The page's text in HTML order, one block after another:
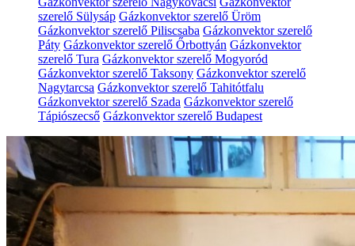
szerelő Sülysáp Gázkonvektor szerelő Üröm
Gázkonvektor szerelő Piliscsaba Gázkonvektor szerelő
Páty Gázkonvektor szerelő Őrbottyán Gázkonvektor
szerelő Tura Gázkonvektor szerelő Mogyoród
Gázkonvektor szerelő Taksony Gázkonvektor szerelő
Nagytarcsa Gázkonvektor szerelő Tahitótfalu
Gázkonvektor szerelő Szada Gázkonvektor szerelő
Tápiószecső Gázkonvektor szerelő Budapest